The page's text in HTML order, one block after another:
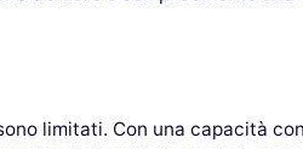
limitati. Con una capacità